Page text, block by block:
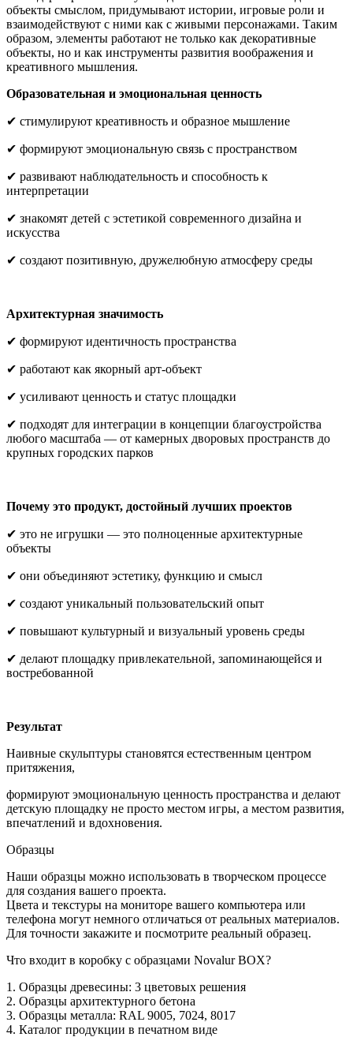
объекты смыслом, придумывают истории, игровые роли и
взаимодействуют с ними как с живыми персонажами. Таким
образом, элементы работают не только как декоративные
объекты, но и как инструменты развития воображения и
креативного мышления.
Образовательная и эмоциональная ценность
✔ стимулируют креативность и образное мышление
✔ формируют эмоциональную связь с пространством
✔ развивают наблюдательность и способность к
интерпретации
✔ знакомят детей с эстетикой современного дизайна и
искусства
✔ создают позитивную, дружелюбную атмосферу среды
Архитектурная значимость
✔ формируют идентичность пространства
✔ работают как якорный арт-объект
✔ усиливают ценность и статус площадки
✔ подходят для интеграции в концепции благоустройства
любого масштаба — от камерных дворовых пространств до
крупных городских парков
Почему это продукт, достойный лучших проектов
✔ это не игрушки — это полноценные архитектурные
объекты
✔ они объединяют эстетику, функцию и смысл
✔ создают уникальный пользовательский опыт
✔ повышают культурный и визуальный уровень среды
✔ делают площадку привлекательной, запоминающейся и
востребованной
Результат
Наивные скульптуры становятся естественным центром
притяжения,
формируют эмоциональную ценность пространства и делают
детскую площадку не просто местом игры, а местом развития,
впечатлений и вдохновения.
Образцы
Наши образцы можно использовать в творческом процессе
для создания вашего проекта.
Цвета и текстуры на мониторе вашего компьютера или
телефона могут немного отличаться от реальных материалов.
Для точности закажите и посмотрите реальный образец.
Что входит в коробку с образцами Novalur BOX?
1. Образцы древесины: 3 цветовых решения
2. Образцы архитектурного бетона
3. Образцы металла: RAL 9005, 7024, 8017
4. Каталог продукции в печатном виде